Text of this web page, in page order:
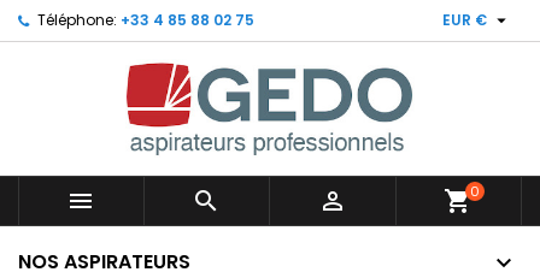
Téléphone: +33 4 85 88 02 75 EUR € 
   shopping_cart0
NOS ASPIRATEURS